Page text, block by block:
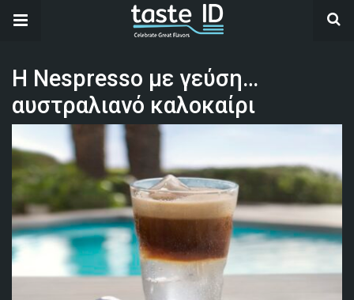
Η Nespresso με γεύση…
αυστραλιανό καλοκαίρι